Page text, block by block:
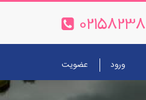
02158238
ورود عضویت